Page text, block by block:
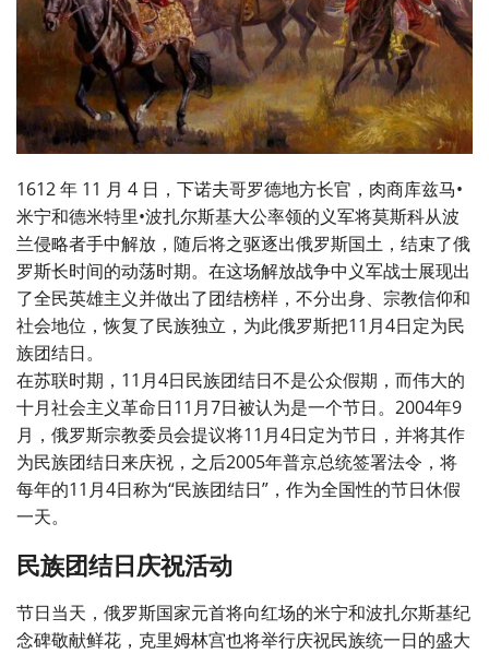
1612 年 11 月 4 日，下诺夫哥罗德地方长官，肉商库兹马•
米宁和德米特里•波扎尔斯基大公率领的义军将莫斯科从波
兰侵略者手中解放，随后将之驱逐出俄罗斯国土，结束了俄
罗斯长时间的动荡时期。在这场解放战争中义军战士展现出
了全民英雄主义并做出了团结榜样，不分出身、宗教信仰和
社会地位，恢复了民族独立，为此俄罗斯把11月4日定为民
族团结日。
在苏联时期，11月4日民族团结日不是公众假期，而伟大的
十月社会主义革命日11月7日被认为是一个节日。2004年9
月，俄罗斯宗教委员会提议将11月4日定为节日，并将其作
为民族团结日来庆祝，之后2005年普京总统签署法令，将
每年的11月4日称为“民族团结日”，作为全国性的节日休假
一天。
民族团结日庆祝活动
节日当天，俄罗斯国家元首将向红场的米宁和波扎尔斯基纪
念碑敬献鲜花，克里姆林宫也将举行庆祝民族统一日的盛大